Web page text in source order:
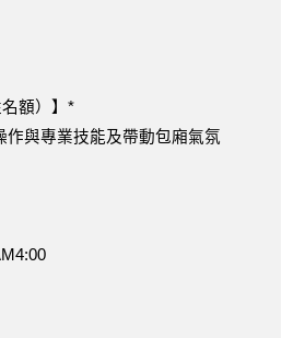
額）】*
作與專業技能及帶動包廂氣氛